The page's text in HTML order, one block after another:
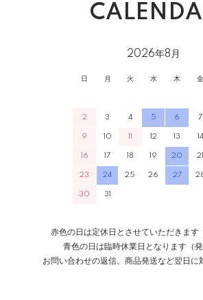
2026年8月
日 月 火 水 木 金
2 3 4 5 6 7
9 10 11 12 13 14
16 17 18 19 20 21
23 24 25 26 27
30 31
赤色の日は定休日とさせていただきます
青色の日は臨時休業日となります（発
お問い合わせの返信、商品発送など翌日に